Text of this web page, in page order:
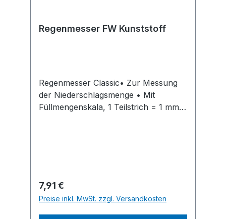
Regenmesser FW Kunststoff
Regenmesser Classic• Zur Messung
der Niederschlagsmenge • Mit
Füllmengenskala, 1 Teilstrich = 1 mm
Am Blücherflöz 1, 66538
Neunkirchen, DE, +4968219142700,
info@ej-product-solutions.de
Regulärer Preis:
7,91 €
Preise inkl. MwSt. zzgl. Versandkosten